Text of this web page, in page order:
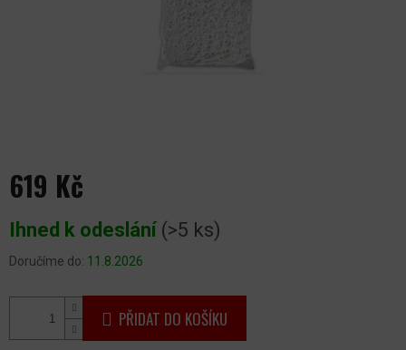
619 Kč
cena:
Ihned k odeslání (>5 ks)
Doručíme do: 11.8.2026
PŘIDAT DO KOŠÍKU